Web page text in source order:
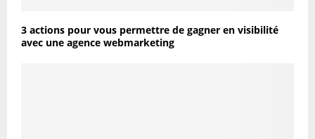
3 actions pour vous permettre de gagner en visibilité
avec une agence webmarketing